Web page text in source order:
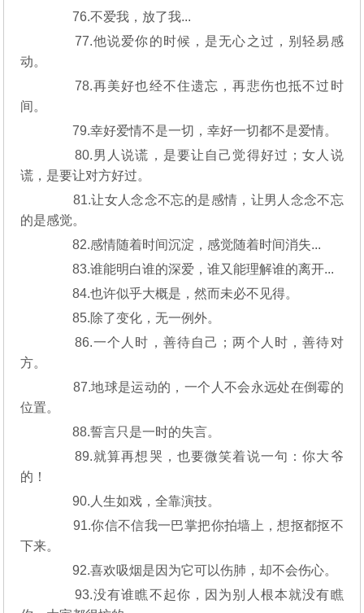
76.不爱我，放了我...
77.他说爱你的时候，是无心之过，别轻易感
动。
78.再美好也经不住遗忘，再悲伤也抵不过时
间。
79.幸好爱情不是一切，幸好一切都不是爱情。
80.男人说谎，是要让自己觉得好过；女人说
谎，是要让对方好过。
81.让女人念念不忘的是感情，让男人念念不忘
的是感觉。
82.感情随着时间沉淀，感觉随着时间消失...
83.谁能明白谁的深爱，谁又能理解谁的离开...
84.也许似乎大概是，然而未必不见得。
85.除了变化，无一例外。
86.一个人时，善待自己；两个人时，善待对
方。
87.地球是运动的，一个人不会永远处在倒霉的
位置。
88.誓言只是一时的失言。
89.就算再想哭，也要微笑着说一句：你大爷
的！
90.人生如戏，全靠演技。
91.你信不信我一巴掌把你拍墙上，想抠都抠不
下来。
92.喜欢吸烟是因为它可以伤肺，却不会伤心。
93.没有谁瞧不起你，因为别人根本就没有瞧